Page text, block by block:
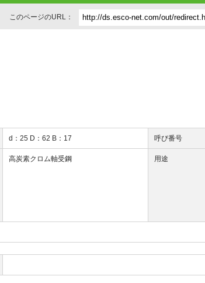
このページのURL：
d：25 D：62 B：17 呼び番号
高炭素クロム軸受鋼 用途